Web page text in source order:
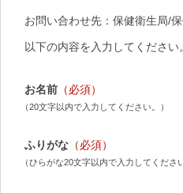
お問い合わせ先：保健衛生局/
以下の内容を入力してください。
お名前 （必須）
（20文字以内で入力してください。）
ふりがな （必須）
（ひらがな20文字以内で入力してくださ